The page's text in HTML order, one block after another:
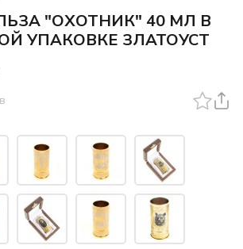
"ОХОТНИК" 40 МЛ В
УПАКОВКЕ ЗЛАТОУСТ